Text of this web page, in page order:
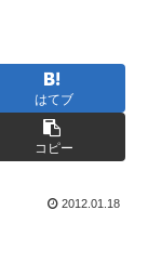
はてブ
コピー
2012.01.18